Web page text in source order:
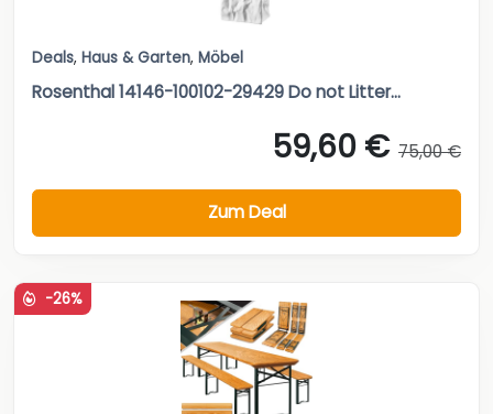
Deals, Haus & Garten, Möbel
Rosenthal 14146-100102-29429 Do not Litter...
59,60 € 75,00 €
Zum Deal
-26%